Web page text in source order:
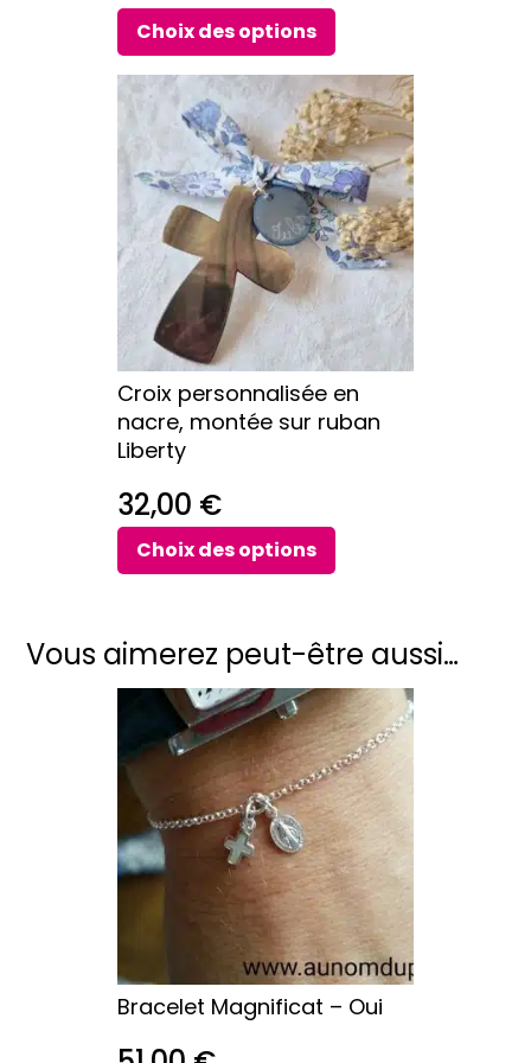
Vous aimerez peut-être aussi…
Bracelet Magnificat – Oui
prix :
23,00 €
à
28,00 €
Choix des options
Croix personnalisée en
nacre, montée sur ruban
Liberty
32,00 €
Choix des options
Ce
produit
plusieurs
variations.
Les
options
peuvent
être
choisies
sur
la
page
du
produit